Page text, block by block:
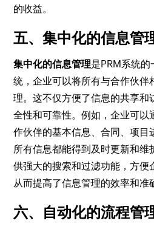
的收益。
五、集中化的信息管
集中化的信息管理是PRM系统
统，企业可以将所有与合作伙伴
理。这不仅方便了信息的共享和
全性和可靠性。例如，企业可以
作伙伴的基本信息、合同、项目
所有信息都能得到及时更新和维
供强大的搜索和过滤功能，方便
从而提高了信息管理的效率和准
六、自动化的流程管